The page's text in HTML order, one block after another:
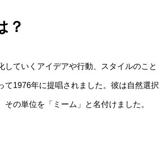
？
していくアイデアや行動、スタイルのこと
て1976年に提唱されました。彼は自然選択
の単位を「ミーム」と名付けました。